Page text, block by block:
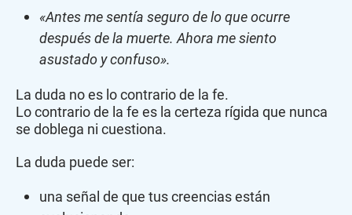
«Antes me sentía seguro de lo que ocurre
después de la muerte. Ahora me siento
asustado y confuso».
La duda no es lo contrario de la fe.
Lo contrario de la fe es la certeza rígida que nunca
se doblega ni cuestiona.
La duda puede ser:
una señal de que tus creencias están